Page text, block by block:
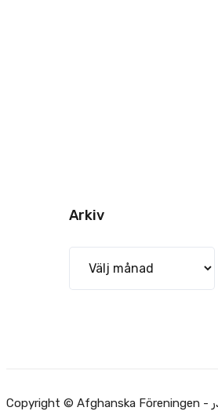
Arkiv
Copyright © Afghanska Föreningen - انجمن افغانها در